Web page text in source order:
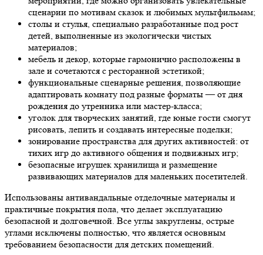
сценарии по мотивам сказок и любимых мультфильмам;
столы и стулья, специально разработанные под рост
детей, выполненные из экологически чистых
материалов;
мебель и декор, которые гармонично расположены в
зале и сочетаются с ресторанной эстетикой;
функциональные сценарные решения, позволяющие
адаптировать комнату под разные форматы — от дня
рождения до утренника или мастер-класса;
уголок для творческих занятий, где юные гости смогут
рисовать, лепить и создавать интересные поделки;
зонирование пространства для других активностей: от
тихих игр до активного общения и подвижных игр;
безопасные игрушек хранилища и размещение
развивающих материалов для маленьких посетителей.
Использованы антивандальные отделочные материалы и
практичные покрытия пола, что делает эксплуатацию
безопасной и долговечной. Все углы закруглены, острые
углами исключены полностью, что является основным
требованием безопасности для детских помещений.